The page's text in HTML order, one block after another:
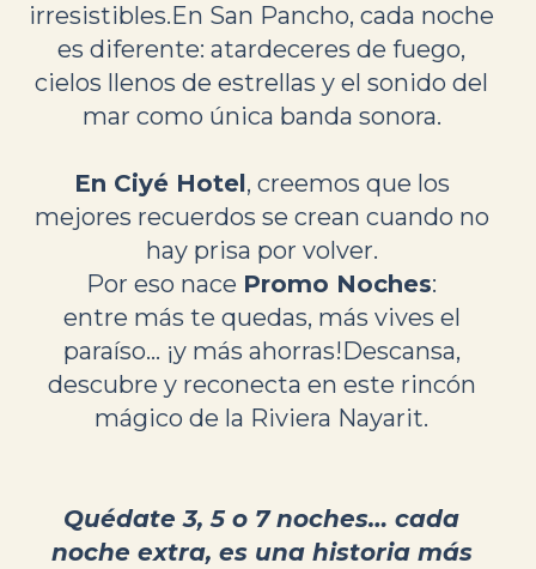
irresistibles.En San Pancho, cada noche
es diferente: atardeceres de fuego,
cielos llenos de estrellas y el sonido del
mar como única banda sonora.
En Ciyé Hotel, creemos que los
mejores recuerdos se crean cuando no
hay prisa por volver.
Por eso nace Promo Noches:
entre más te quedas, más vives el
paraíso… ¡y más ahorras!Descansa,
descubre y reconecta en este rincón
mágico de la Riviera Nayarit.
Quédate 3, 5 o 7 noches… cada
noche extra, es una historia más